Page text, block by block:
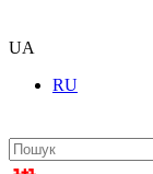
UA
RU